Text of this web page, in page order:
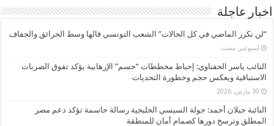
اخبار عاجلة
“لن نكرر الماضي في كل الحالات” الشعب التونسي قالها وسط الحرائق والجفاف
‏أسبوعين مضت
النائب ياسر الحفناوي: إحباط مخططات “حسم” الإرهابية يؤكد تفوق الضربات
الاستباقية ويعكس حجم وخطورة التحديات
30 مارس، 2026
النائبة جيلان أحمد: جولة السيسي الخليجية رسالة حاسمة تؤكد دعم مصر
المطلق وترسخ دورها كصمام أمان للمنطقة